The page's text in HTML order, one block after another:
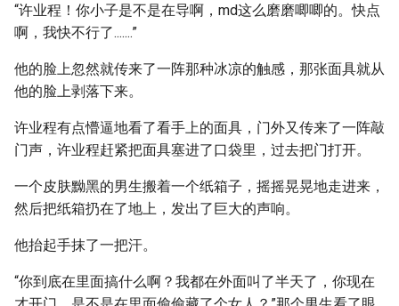
“许业程！你小子是不是在导啊，md这么磨磨唧唧的。快点
啊，我快不行了.......”
他的脸上忽然就传来了一阵那种冰凉的触感，那张面具就从
他的脸上剥落下来。
许业程有点懵逼地看了看手上的面具，门外又传来了一阵敲
门声，许业程赶紧把面具塞进了口袋里，过去把门打开。
一个皮肤黝黑的男生搬着一个纸箱子，摇摇晃晃地走进来，
然后把纸箱扔在了地上，发出了巨大的声响。
他抬起手抹了一把汗。
“你到底在里面搞什么啊？我都在外面叫了半天了，你现在